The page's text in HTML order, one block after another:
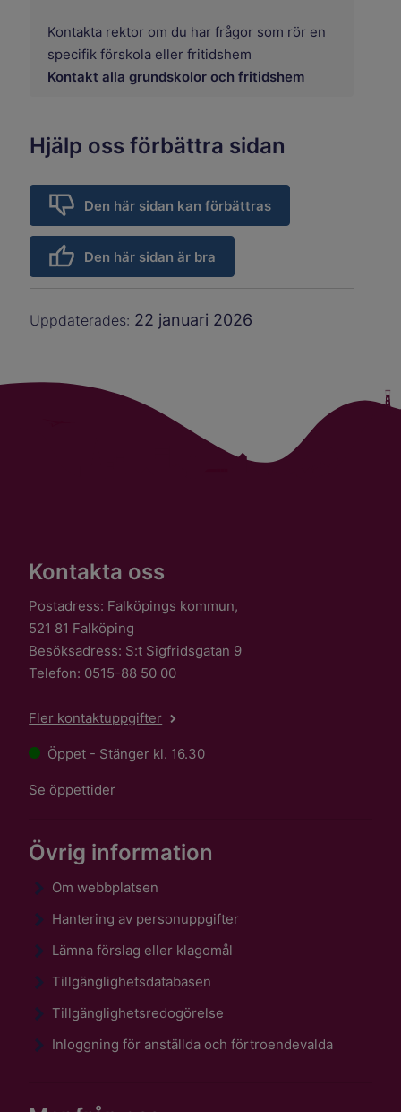
Kontakta rektor om du har frågor som rör en
specifik förskola eller fritidshem
Kontakt alla grundskolor och fritidshem
Hjälp oss förbättra sidan
Den här sidan kan förbättras
Den här sidan är bra
Uppdaterades: 22 januari 2026
Kontakta oss
Postadress: Falköpings kommun,
521 81 Falköping
Besöksadress: S:t Sigfridsgatan 9
Telefon: 0515-88 50 00
Fler kontaktuppgifter
Öppet - Stänger kl. 16.30
Se öppettider
Övrig information
Om webbplatsen
Hantering av personuppgifter
Lämna förslag eller klagomål
Tillgänglighetsdatabasen
Tillgänglighetsredogörelse
Inloggning för anställda och förtroendevalda